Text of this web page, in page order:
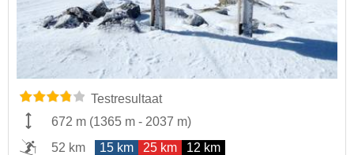
Testresultaat
672 m (1365 m - 2037 m)
52 km
15 km 25 km 12 km